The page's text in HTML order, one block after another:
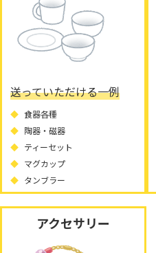
送っていただける一例
食器各種
陶器・磁器
ティーセット
マグカップ
タンブラー
アクセサリー